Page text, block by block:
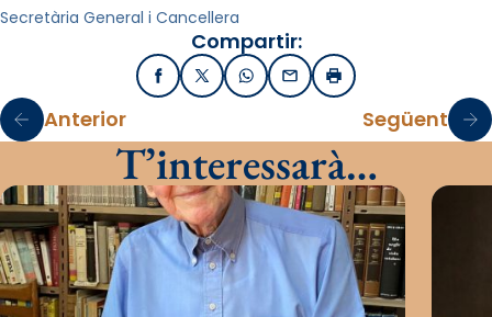
Secretària General i Cancellera
Compartir:
FacebookX / TwitterWhatsApp
EmailImprimir
Anterior Següent
T’interessarà…